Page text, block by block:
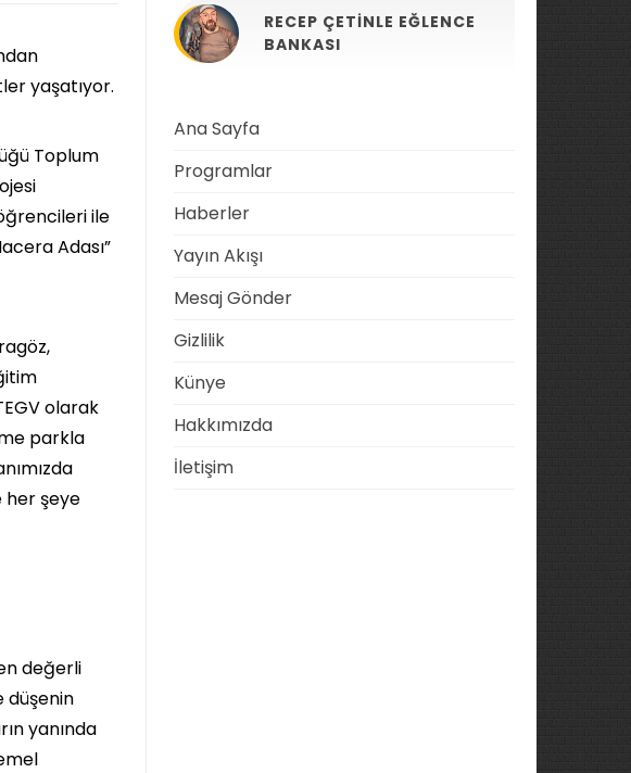
yaşatıyor.
Toplum
ile
Adası”
olarak
parkla
her şeye
değerli
düşenin
yanında
RECEP ÇETINLE EĞLENCE
BANKASI
Ana Sayfa
Programlar
Haberler
Yayın Akışı
Mesaj Gönder
Gizlilik
Künye
Hakkımızda
İletişim